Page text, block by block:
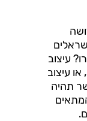
עיצוב
עיצוב
תהיה